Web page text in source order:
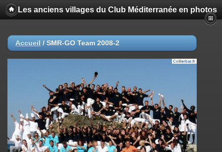
Les anciens villages du Club Méditerranée en photos
Accueil / SMR-GO Team 2008-2